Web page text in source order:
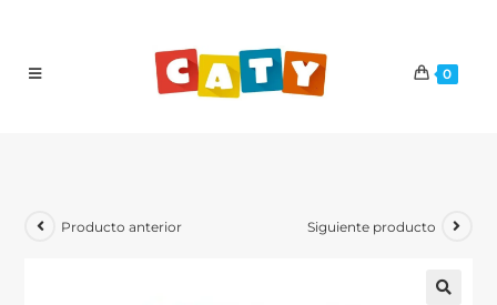
0
Producto anterior Siguiente producto